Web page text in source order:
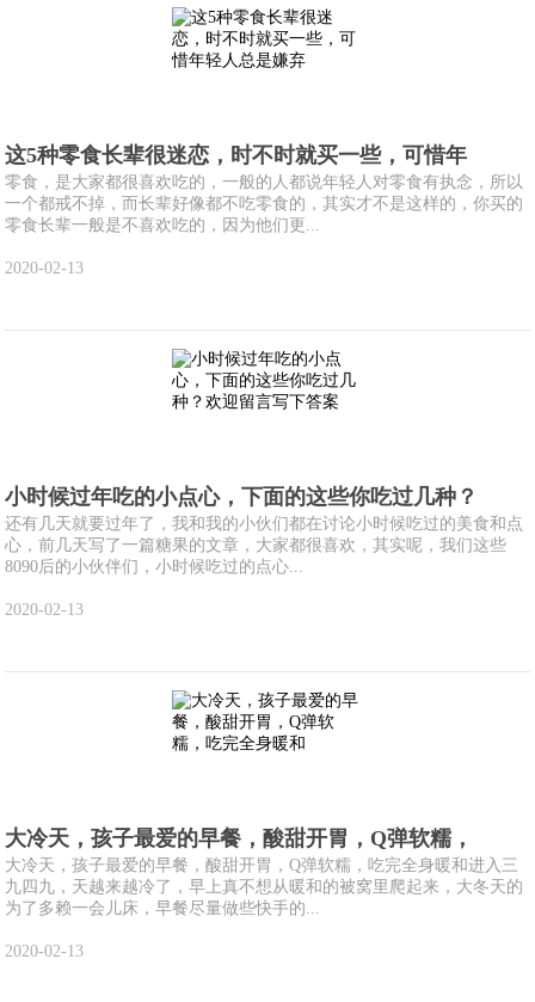
这5种零食长辈很迷恋，时不时就买一些，可惜年
零食，是大家都很喜欢吃的，一般的人都说年轻人对零食有执念，所以
一个都戒不掉，而长辈好像都不吃零食的，其实才不是这样的，你买的
零食长辈一般是不喜欢吃的，因为他们更...
2020-02-13
小时候过年吃的小点心，下面的这些你吃过几种？
还有几天就要过年了，我和我的小伙们都在讨论小时候吃过的美食和点
心，前几天写了一篇糖果的文章，大家都很喜欢，其实呢，我们这些
8090后的小伙伴们，小时候吃过的点心...
2020-02-13
大冷天，孩子最爱的早餐，酸甜开胃，Q弹软糯，
大冷天，孩子最爱的早餐，酸甜开胃，Q弹软糯，吃完全身暖和进入三
九四九，天越来越冷了，早上真不想从暖和的被窝里爬起来，大冬天的
为了多赖一会儿床，早餐尽量做些快手的...
2020-02-13